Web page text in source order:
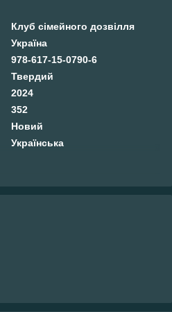
Клуб сімейного дозвілля
Україна
978-617-15-0790-6
Твердий
2024
352
Новий
Українська